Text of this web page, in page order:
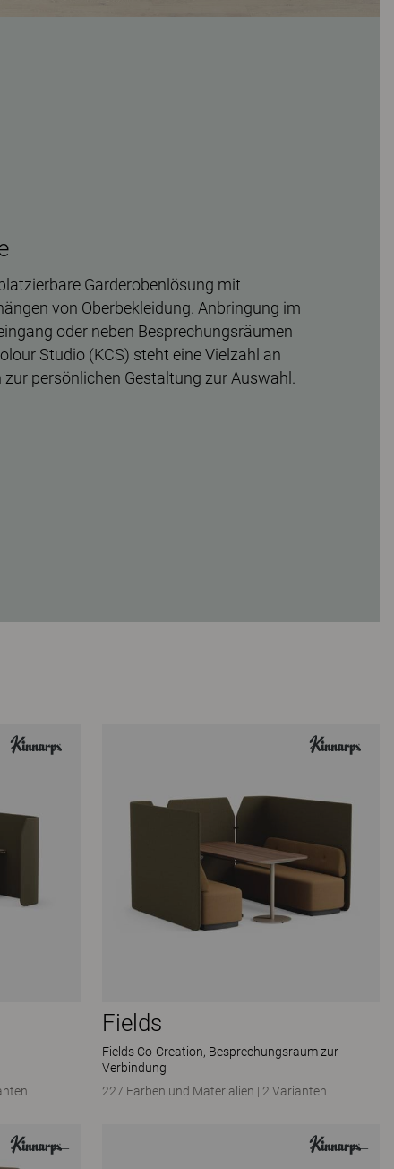
Garderobenlösung mit
von Oberbekleidung. Anbringung im
oder neben Besprechungsräumen
Studio (KCS) steht eine Vielzahl an
persönlichen Gestaltung zur Auswahl.
Fields
Fields Co-Creation, Besprechungsraum zur
Verbindung
227 Farben und Materialien | 2 Varianten